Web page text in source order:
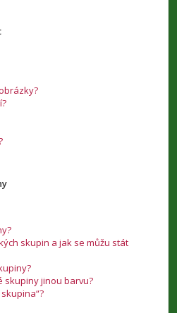
skupin a jak se můžu stát
skupiny jinou barvu?